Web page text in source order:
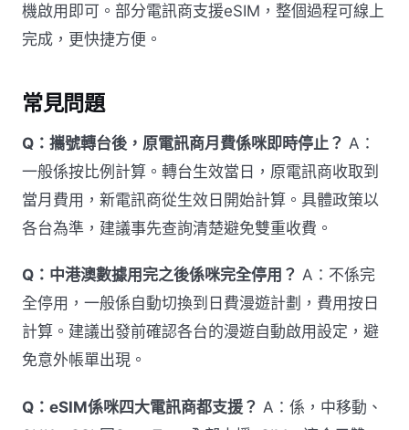
機啟用即可。部分電訊商支援eSIM，整個過程可線上
完成，更快捷方便。
常見問題
Q：攜號轉台後，原電訊商月費係咪即時停止？ A：
一般係按比例計算。轉台生效當日，原電訊商收取到
當月費用，新電訊商從生效日開始計算。具體政策以
各台為準，建議事先查詢清楚避免雙重收費。
Q：中港澳數據用完之後係咪完全停用？ A：不係完
全停用，一般係自動切換到日費漫遊計劃，費用按日
計算。建議出發前確認各台的漫遊自動啟用設定，避
免意外帳單出現。
Q：eSIM係咪四大電訊商都支援？ A：係，中移動、